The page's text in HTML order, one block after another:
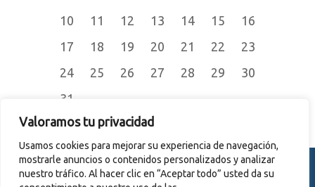
Valoramos tu privacidad
Usamos cookies para mejorar su experiencia de navegación,
mostrarle anuncios o contenidos personalizados y analizar
nuestro tráfico. Al hacer clic en “Aceptar todo” usted da su
10
11 12 13 14 15
16
17
18 19 20 21 22
23
24
25 26 27 28 29
30
31
« Jul